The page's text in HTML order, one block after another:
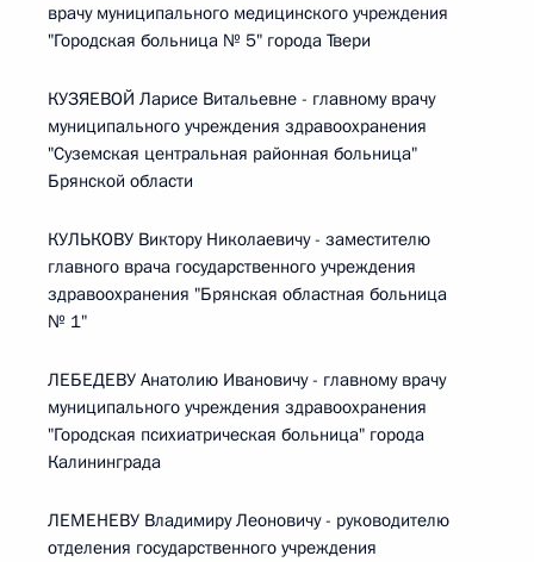
врачу муниципального медицинского учреждения
"Городская больница № 5" города Твери
КУЗЯЕВОЙ Ларисе Витальевне - главному врачу
муниципального учреждения здравоохранения
"Суземская центральная районная больница"
Брянской области
КУЛЬКОВУ Виктору Николаевичу - заместителю
главного врача государственного учреждения
здравоохранения "Брянская областная больница
№ 1"
ЛЕБЕДЕВУ Анатолию Ивановичу - главному врачу
муниципального учреждения здравоохранения
"Городская психиатрическая больница" города
Калининграда
ЛЕМЕНЕВУ Владимиру Леоновичу - руководителю
отделения государственного учреждения